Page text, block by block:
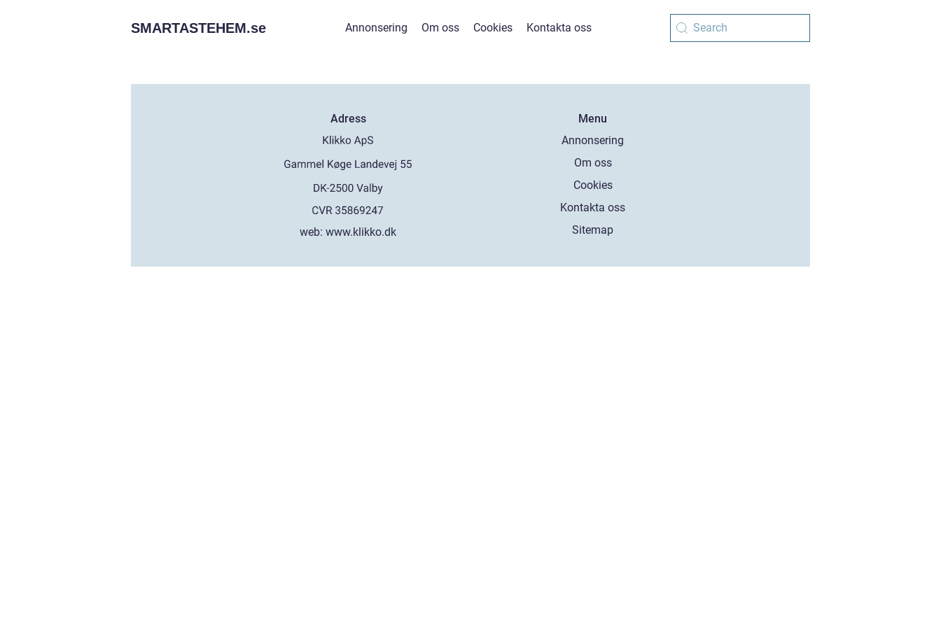
SMARTASTEHEM.se Annonsering Om oss Cookies Kontakta oss
Adress
web:www.klikko.dk
Menu
Annonsering
Om oss
Cookies
Kontakta oss
Sitemap